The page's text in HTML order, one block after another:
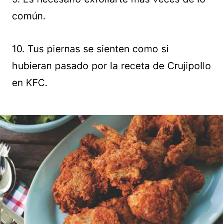
común.
10. Tus piernas se sienten como si
hubieran pasado por la receta de Crujipollo
en KFC.